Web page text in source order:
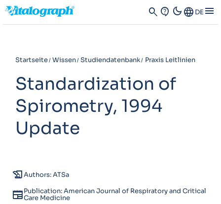
search contact_support dark_modeLanguage DE menu
Startseite Wissen Studiendatenbank Praxis Leitlinien
Standardization of
Spirometry, 1994
Update
history_eduAuthors: ATSa
newspaperPublication: American Journal of Respiratory and Critical
Care Medicine